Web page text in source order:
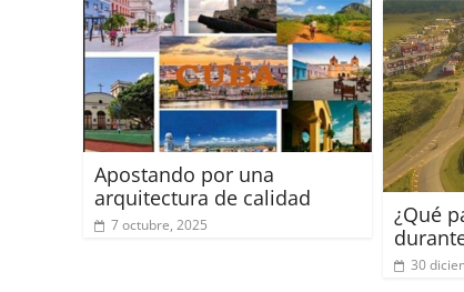
Apostando por una
arquitectura de calidad
7 octubre, 2025
¿Qué
30